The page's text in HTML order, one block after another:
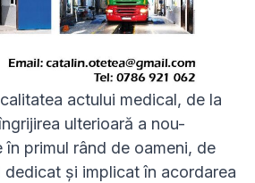
actului medical, de la
ulterioară a nou-
în primul rând de oameni, de
dedicat și implicat în acordarea